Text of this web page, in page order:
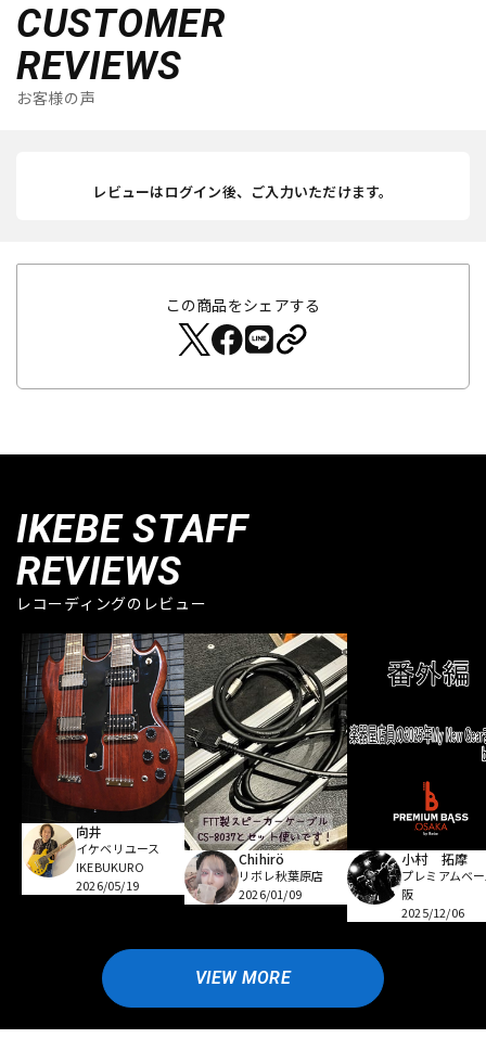
CUSTOMER
REVIEWS
お客様の声
レビューはログイン後、ご入力いただけます。
この商品をシェアする
IKEBE STAFF
REVIEWS
レコーディングのレビュー
向井
イケベリユース
IKEBUKURO
2026/05/19
Chihirö
リボレ秋葉原店
2026/01/09
小村 拓摩
プレミアムベ
阪
2025/12/06
VIEW MORE